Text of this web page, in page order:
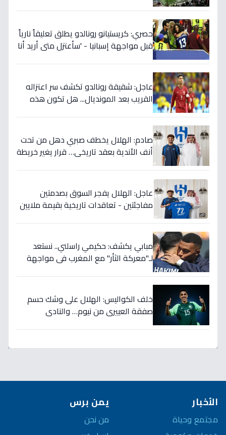
حصري: كريستيانو رونالدو يطلق تعليقاً نارياً
قبل مواجهة إسبانيا - 'سأعتزل متى أريد أنا
عاجل: شقيقة رونالدو تكشف سر اعتزاله
القريب بعد المونديال... هل تكون هذه
صادم: الهلال يخطف صبري دهل من تحت
أنف الأندية بعقد تاريخي… قرار يغير خريطة
عاجل: الهلال يفجر السوق بصدمتين
مفاجئتين - تعاقدات تاريخية بقيمة ملايين
مبابي يكشف: حكيمي راسلني.. نستعد
لـ"معركة الثأر" مع المغرب في مواجهة
خلف الكواليس: الهلال على وشك حسم
صفقة العييري من نيوم… والنادي
الأخبار
مجتمع وحياة
يمن برس
من نحن